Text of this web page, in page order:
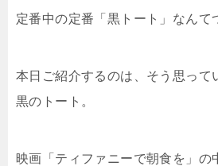
定番中の定番「黒トート」なんて
本日ご紹介するのは、そう思って
黒のトート。
映画「ティファニーで朝食を」の